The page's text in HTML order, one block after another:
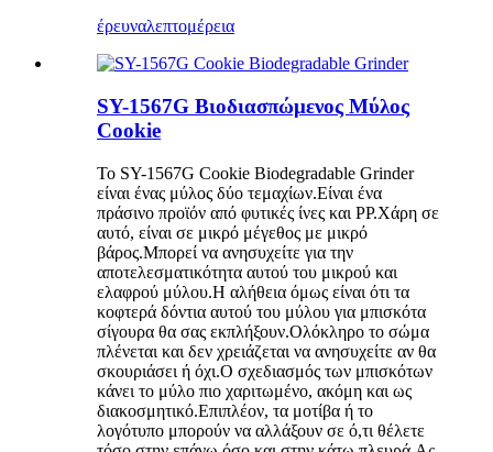
έρευναλεπτομέρεια
SY-1567G Βιοδιασπώμενος Μύλος
Cookie
Το SY-1567G Cookie Biodegradable Grinder
είναι ένας μύλος δύο τεμαχίων.Είναι ένα
πράσινο προϊόν από φυτικές ίνες και PP.Χάρη σε
αυτό, είναι σε μικρό μέγεθος με μικρό
βάρος.Μπορεί να ανησυχείτε για την
αποτελεσματικότητα αυτού του μικρού και
ελαφρού μύλου.Η αλήθεια όμως είναι ότι τα
κοφτερά δόντια αυτού του μύλου για μπισκότα
σίγουρα θα σας εκπλήξουν.Ολόκληρο το σώμα
πλένεται και δεν χρειάζεται να ανησυχείτε αν θα
σκουριάσει ή όχι.Ο σχεδιασμός των μπισκότων
κάνει το μύλο πιο χαριτωμένο, ακόμη και ως
διακοσμητικό.Επιπλέον, τα μοτίβα ή το
λογότυπο μπορούν να αλλάξουν σε ό,τι θέλετε